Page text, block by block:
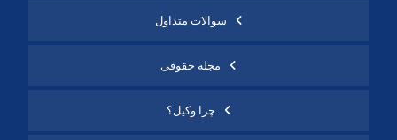
سوالات متداول
مجله حقوقی
چرا وکیل؟